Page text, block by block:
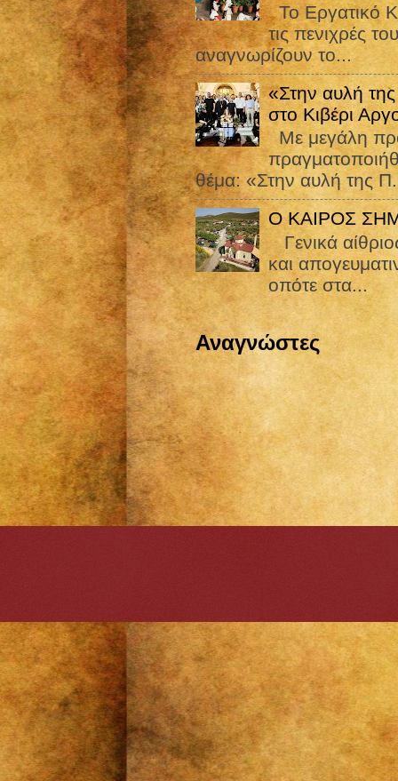
Το Εργατικό
τις πενιχρές
αναγνωρίζουν το...
«Στην αυλή
στο Κιβέρι
Με μεγάλη
θέμα: «Στην αυλή της
Ο ΚΑΙΡΟΣ
Γενικά
και
οπότε στα...
Αναγνώστες